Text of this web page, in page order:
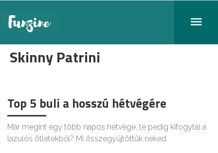
Skinny Patrini
Top 5 buli a hosszú hétvégére
Már megint egy több napos hétvége, te pedig kifogytál a
lazulós ötletekből? Mi összegyűjtöttük neked